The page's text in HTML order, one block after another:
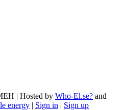
| Hosted by Who-El.se? and
energy | Sign in | Sign up